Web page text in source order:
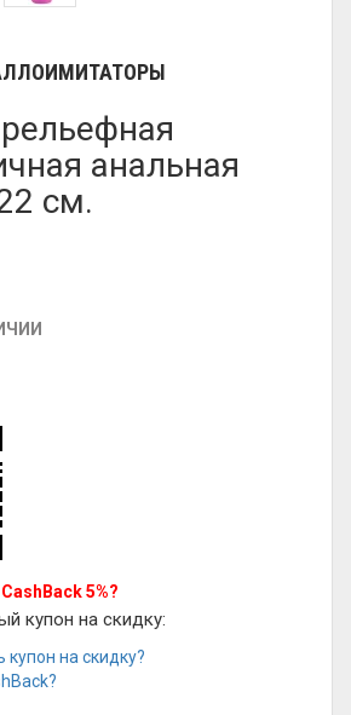
анальная
см.
5%?
купон на скидку:
купон на скидку?